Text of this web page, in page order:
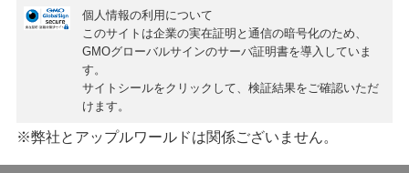
個人情報の利用について
このサイトは企業の実在証明と通信の暗号化のため、
GMOグローバルサインのサーバ証明書を導入していま
す。
サイトシールをクリックして、検証結果をご確認いただ
けます。
※弊社とアップルワールドは関係ございません。